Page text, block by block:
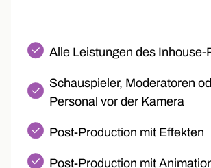
Alle Leistungen des Inhouse-
Schauspieler, Moderatoren
Personal vor der Kamera
Post-Production mit Effekten
Post-Production mit